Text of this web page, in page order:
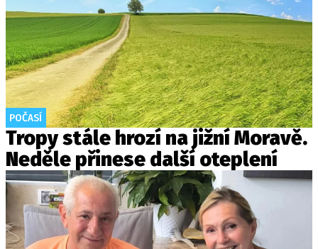
POČASÍ
Tropy stále hrozí na jižní Moravě.
Neděle přinese další oteplení